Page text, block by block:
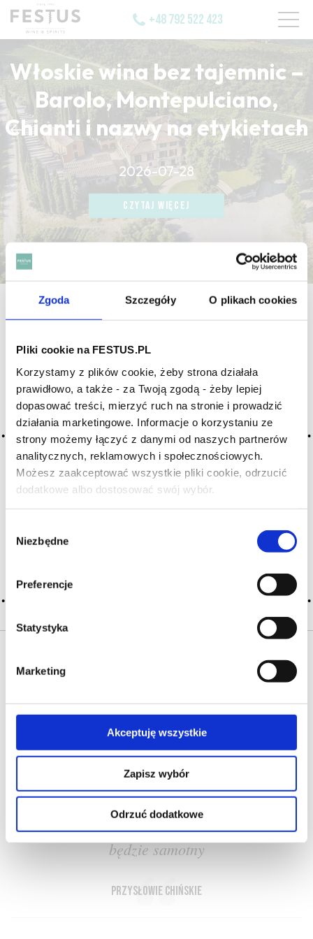
Zgoda Szczegóły O plikach cookies
Pliki cookie na FESTUS.PL
Korzystamy z plików cookie, żeby strona działała
prawidłowo, a także - za Twoją zgodą - żeby lepiej
dopasować treści, mierzyć ruch na stronie i prowadzić
działania marketingowe. Informacje o korzystaniu ze
strony możemy łączyć z danymi od naszych partnerów
analitycznych, reklamowych i społecznościowych.
Możesz zaakceptować wszystkie pliki cookie, odrzucić
dodatkowe albo dostosować swój wybór.
zgody
Niezbędne
Preferencje
Statystyka
Marketing
Akceptuję wszystkie
Zapisz wybór
Odrzuć dodatkowe
Czy masz ukończone 18 lat?
+48 792 522 423
Włoskie wina bez tajemnic –
Barolo, Montepulciano,
Chianti i nazwy na etykietach
2026-07-28
CZYTAJ WIĘCEJ
CZYTAJ WIĘCEJ
CZYTAJ WIĘCEJ
strona główna odeurs de tete montantes
Archiwum wpisów tagu: odeurs
de tete montantes
aromaty pierwotne
2016-05-10
jedna z trzech zasadniczych kategorii aromatów, zwanych też
odmianowymi lub podstawowymi; tak określa się aromaty
pochodzące od unikalnej odmiany winorośli; każda odmiana
owoców i pomarańczy, cabernet sauvignon … Więcej
aromaty pierwotne →
OFERTA ONLINE PRODUCENCI
PRZEWODNIK
SŁOWNIK
Kto posiada wino i majątek nigdy nie
będzie samotny
przysłowie chińskie